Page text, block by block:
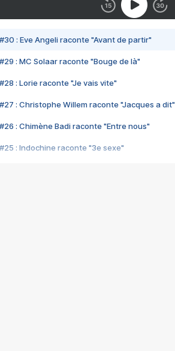
#30 : Eve Angeli raconte "Avant de partir"
#29 : MC Solaar raconte "Bouge de là"
#28 : Lorie raconte "Je vais vite"
#27 : Christophe Willem raconte "Jacques a dit"
#26 : Chimène Badi raconte "Entre nous"
#25 : Indochine raconte "3e sexe"